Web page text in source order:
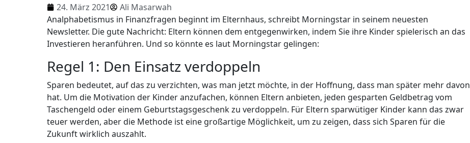
24. März 2021
Ali Masarwah
Analphabetismus in Finanzfragen beginnt im Elternhaus, schreibt Morningstar in seinem neuesten
Newsletter. Die gute Nachricht: Eltern können dem entgegenwirken, indem Sie ihre Kinder spielerisch an das
Investieren heranführen. Und so könnte es laut Morningstar gelingen:
Regel 1: Den Einsatz verdoppeln
Sparen bedeutet, auf das zu verzichten, was man jetzt möchte, in der Hoffnung, dass man später mehr davon
hat. Um die Motivation der Kinder anzufachen, können Eltern anbieten, jeden gesparten Geldbetrag vom
Taschengeld oder einem Geburtstagsgeschenk zu verdoppeln. Für Eltern sparwütiger Kinder kann das zwar
teuer werden, aber die Methode ist eine großartige Möglichkeit, um zu zeigen, dass sich Sparen für die
Zukunft wirklich auszahlt.